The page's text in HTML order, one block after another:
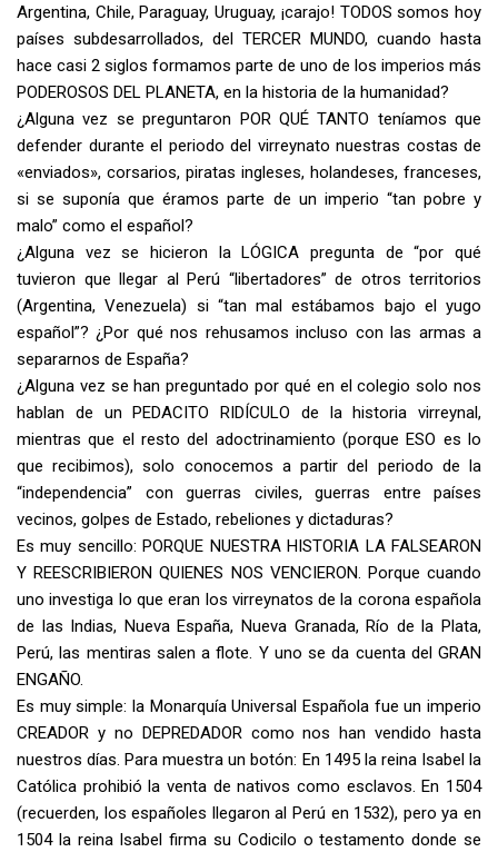
Argentina, Chile, Paraguay, Uruguay, ¡carajo! TODOS somos hoy
países subdesarrollados, del TERCER MUNDO, cuando hasta
hace casi 2 siglos formamos parte de uno de los imperios más
PODEROSOS DEL PLANETA, en la historia de la humanidad?
¿Alguna vez se preguntaron POR QUÉ TANTO teníamos que
defender durante el periodo del virreynato nuestras costas de
«enviados», corsarios, piratas ingleses, holandeses, franceses,
si se suponía que éramos parte de un imperio “tan pobre y
malo” como el español?
¿Alguna vez se hicieron la LÓGICA pregunta de “por qué
tuvieron que llegar al Perú “libertadores” de otros territorios
(Argentina, Venezuela) si “tan mal estábamos bajo el yugo
español”? ¿Por qué nos rehusamos incluso con las armas a
separarnos de España?
¿Alguna vez se han preguntado por qué en el colegio solo nos
hablan de un PEDACITO RIDÍCULO de la historia virreynal,
mientras que el resto del adoctrinamiento (porque ESO es lo
que recibimos), solo conocemos a partir del periodo de la
“independencia” con guerras civiles, guerras entre países
vecinos, golpes de Estado, rebeliones y dictaduras?
Es muy sencillo: PORQUE NUESTRA HISTORIA LA FALSEARON
Y REESCRIBIERON QUIENES NOS VENCIERON. Porque cuando
uno investiga lo que eran los virreynatos de la corona española
de las Indias, Nueva España, Nueva Granada, Río de la Plata,
Perú, las mentiras salen a flote. Y uno se da cuenta del GRAN
ENGAÑO.
Es muy simple: la Monarquía Universal Española fue un imperio
CREADOR y no DEPREDADOR como nos han vendido hasta
nuestros días. Para muestra un botón: En 1495 la reina Isabel la
Católica prohibió la venta de nativos como esclavos. En 1504
(recuerden, los españoles llegaron al Perú en 1532), pero ya en
1504 la reina Isabel firma su Codicilo o testamento donde se